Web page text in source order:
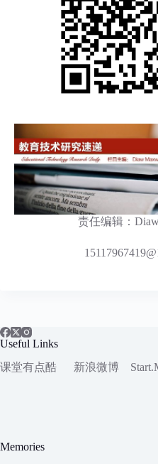
责任编辑：
Useful Links
课堂有点酷
新浪微博
Memories